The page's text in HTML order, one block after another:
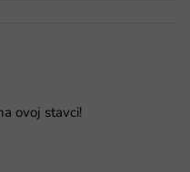
ovoj stavci!